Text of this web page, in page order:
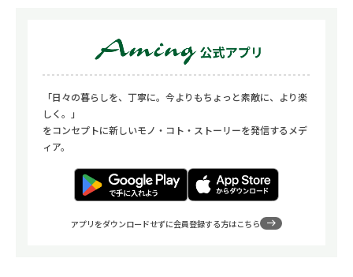
「日々の暮らしを、丁寧に。今よりもちょっと素敵に、より楽
しく。」
をコンセプトに新しいモノ・コト・ストーリーを発信するメデ
ィア。
アプリをダウンロードせずに会員登録する方はこちら